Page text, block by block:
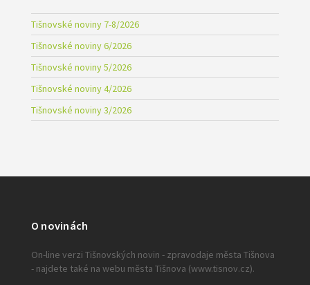
Tišnovské noviny 7-8/2026
Tišnovské noviny 6/2026
Tišnovské noviny 5/2026
Tišnovské noviny 4/2026
Tišnovské noviny 3/2026
O novinách
On-line verzi Tišnovských novin - zpravodaje města Tišnova
- najdete také na webu města Tišnova (www.tisnov.cz).